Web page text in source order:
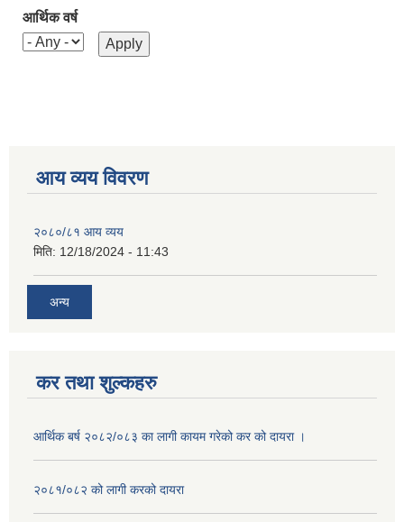
आर्थिक वर्ष
आय व्यय विवरण
२०८०/८१ आय व्यय
मिति: 12/18/2024 - 11:43
अन्य
कर तथा शुल्कहरु
आर्थिक बर्ष २०८२/०८३ का लागी कायम गरेको कर को दायरा ।
२०८१/०८२ को लागी करको दायरा